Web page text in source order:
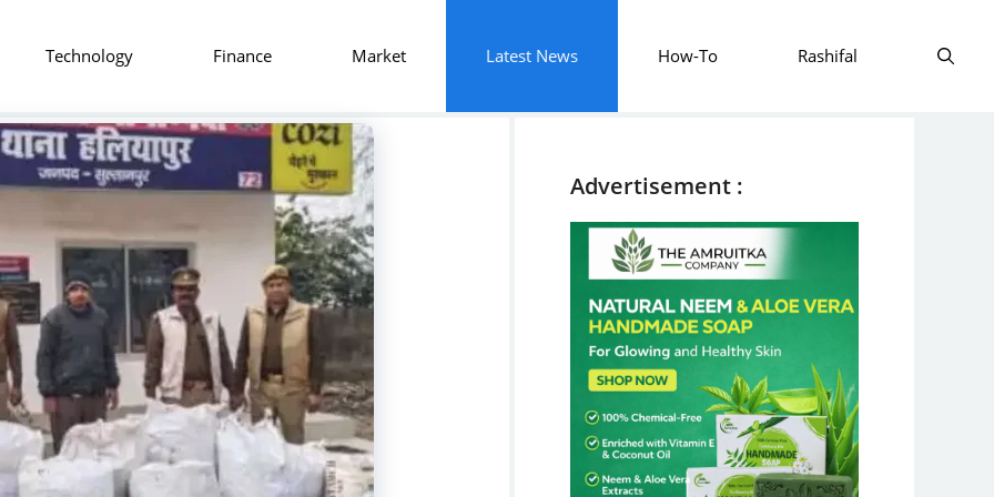
Technology Finance Market Latest News How-To Rashifal
Advertisement :